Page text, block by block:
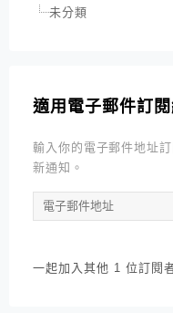
未分類
適用電子郵件訂
輸入你的電子郵件地址
新通知。
電
子
件
一起加入其他 1 位訂閱